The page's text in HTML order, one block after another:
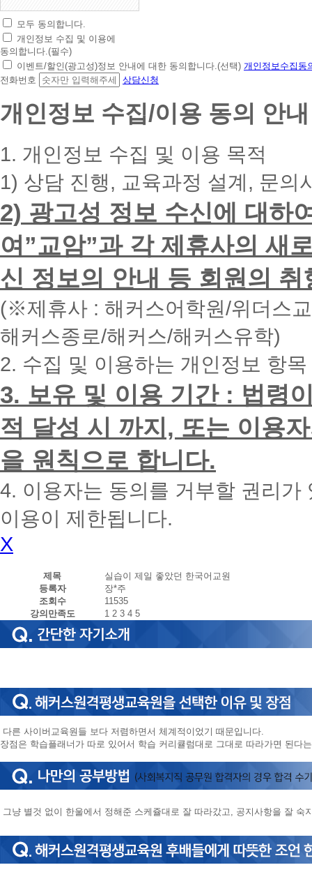
초
간
편
상
담
청
대
폰
입
력
시
면
빠
른
간
내
에
화
드
리
겠
습
니
다.
모두 동의합니다.
개인정보 수집 및 이용에
동의합니다.(필수)
이벤트/할인(광고성)정보 안내에 대한 동의합니다.(선택) 개인정보수집동
전화번호
상담신청
개인정보 수집/이용 동의 안내
1. 개인정보 수집 및 이용 목적
1) 상담 진행, 교육과정 설계, 문의
2) 광고성 정보 수신에 대하
여”교암”과 각 제휴사의 새
신 정보의 안내 등 회원의
(※제휴사 : 해커스어학원/위더스
해커스종로/해커스/해커스유학)
2. 수집 및 이용하는 개인정보 항
3. 보유 및 이용 기간 : 법령
적 달성 시 까지, 또는 이용
을 원칙으로 합니다.
4. 이용자는 동의를 거부할 권리
이용이 제한됩니다.
X
제목
실습이 제일 좋았던 한국어교원
등록자
장*주
조회수
11535
강의만족도
1 2 3 4 5
다른 사이버교육원들 보다 저렴하면서 체계적이었기 때문입니다.
장점은 학습플래너가 따로 있어서 학습 커리큘럼대로 그대로 따라가면 된다
그냥 별것 없이 한울에서 정해준 스케쥴대로 잘 따라갔고, 공지사항을 잘 숙